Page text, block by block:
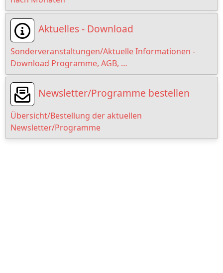
Loading
Aktuelles - Download
Sonderveranstaltungen/Aktuelle Informationen -
Download Programme, AGB, …
Newsletter/Programme bestellen
Übersicht/Bestellung der aktuellen
Newsletter/Programme